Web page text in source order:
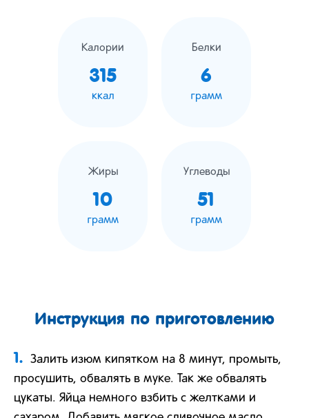
Калории
315
ккал
Белки
6
грамм
Жиры
10
грамм
Углеводы
51
грамм
Инструкция по приготовлению
1.
Залить изюм кипятком на 8 минут, промыть,
просушить, обвалять в муке. Так же обвалять
цукаты. Яйца немного взбить с желтками и